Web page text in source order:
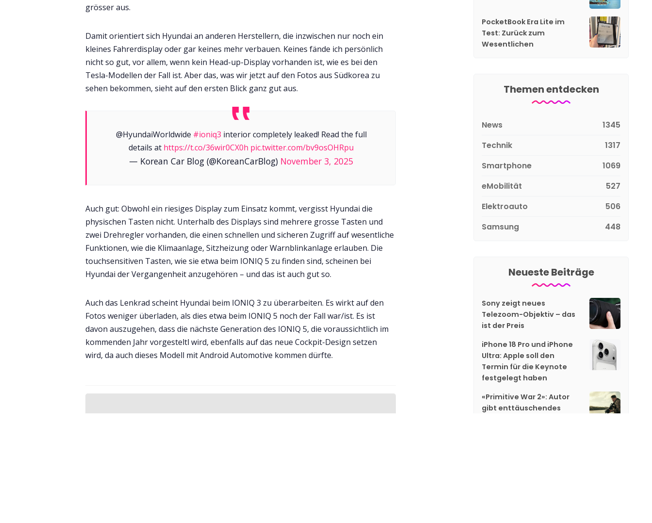
grösser aus.
Damit orientiert sich Hyundai an anderen Herstellern, die inzwischen nur noch ein
kleines Fahrerdisplay oder gar keines mehr verbauen. Keines fände ich persönlich
nicht so gut, vor allem, wenn kein Head-up-Display vorhanden ist, wie es bei den
Tesla-Modellen der Fall ist. Aber das, was wir jetzt auf den Fotos aus Südkorea zu
sehen bekommen, sieht auf den ersten Blick ganz gut aus.
@HyundaiWorldwide #ioniq3 interior completely leaked! Read the full
details at https://t.co/36wir0CX0h pic.twitter.com/bv9osOHRpu
— Korean Car Blog (@KoreanCarBlog) November 3, 2025
Auch gut: Obwohl ein riesiges Display zum Einsatz kommt, vergisst Hyundai die
physischen Tasten nicht. Unterhalb des Displays sind mehrere grosse Tasten und
zwei Drehregler vorhanden, die einen schnellen und sicheren Zugriff auf wesentliche
Funktionen, wie die Klimaanlage, Sitzheizung oder Warnblinkanlage erlauben. Die
touchsensitiven Tasten, wie sie etwa beim IONIQ 5 zu finden sind, scheinen bei
Hyundai der Vergangenheit anzugehören – und das ist auch gut so.
Auch das Lenkrad scheint Hyundai beim IONIQ 3 zu überarbeiten. Es wirkt auf den
Fotos weniger überladen, als dies etwa beim IONIQ 5 noch der Fall war/ist. Es ist
davon auszugehen, dass die nächste Generation des IONIQ 5, die voraussichtlich im
kommenden Jahr vorgesteltl wird, ebenfalls auf das neue Cockpit-Design setzen
wird, da auch dieses Modell mit Android Automotive kommen dürfte.
PocketBook Era Lite im
Test: Zurück zum
Wesentlichen
Themen entdecken
News
1345
Technik
1317
Smartphone
1069
eMobilität
527
Elektroauto
506
Samsung
448
Neueste Beiträge
Sony zeigt neues
Telezoom-Objektiv – das
ist der Preis
iPhone 18 Pro und iPhone
Ultra: Apple soll den
Termin für die Keynote
festgelegt haben
«Primitive War 2»: Autor
gibt enttäuschendes